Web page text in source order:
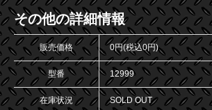
その他の詳細情報
販売価格 0円(税込0円)
型番 12999
在庫状況 SOLD OUT